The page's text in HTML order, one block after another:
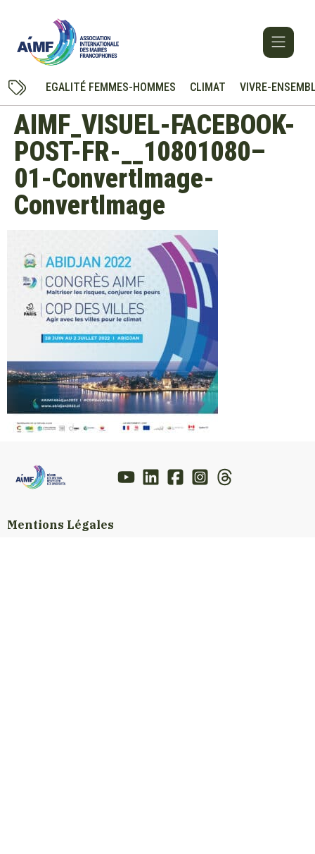
EGALITÉ FEMMES-HOMMES CLIMAT VIVRE-
AIMF_VISUEL-FACEBOOK-
POST-FR-__10801080–
01-ConvertImage-
ConvertImage
Mentions Légales